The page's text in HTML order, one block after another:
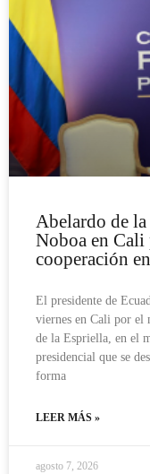
Abelardo de
Noboa en Cali
cooperación
El presidente de
viernes en Cali por el
de la Espriella, en el
presidencial que se
forma
LEER MÁS »
agosto 7, 2026